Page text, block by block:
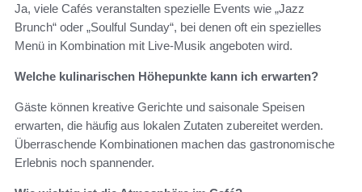
Ja, viele Cafés veranstalten spezielle Events wie „Jazz
Brunch“ oder „Soulful Sunday“, bei denen oft ein spezielles
Menü in Kombination mit Live-Musik angeboten wird.
Welche kulinarischen Höhepunkte kann ich erwarten?
Gäste können kreative Gerichte und saisonale Speisen
erwarten, die häufig aus lokalen Zutaten zubereitet werden.
Überraschende Kombinationen machen das gastronomische
Erlebnis noch spannender.